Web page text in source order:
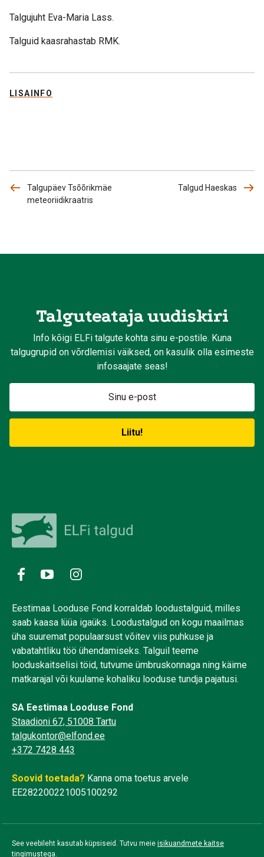
Talgujuht Eva-Maria Lass.
Talguid kaasrahastab RMK.
LISAINFO
Talgupäev Tsõõrikmäe
meteoriidikraatris
Talgud Haeskas
Talguteataja uudiskiri
Info kõigi ELFi talgute kohta sinu e-postile. Kuna
talgugrupid on võrdlemisi väiksed, on kasulik olla esimeste
infosaajate seas!
Eestimaa Looduse Fond korraldab loodustalguid, milles
saab kaasa lüüa igaüks. Loodustalgud on kogu maailmas
üha suuremat populaarsust võitev viis puhkuse ja
vabatahtliku töö ühendamiseks. Talguil teeme
looduskaitselisi töid, tutvume ümbruskonnaga ning käime
matkarajal või kuulame kohaliku looduse tundja pajatusi.
SA Eestimaa Looduse Fond
Staadioni 67, 51008 Tartu
talgukontor@elfond.ee
+372 7428 443
Soovid toetada? Kanna oma toetus arvele
EE282200221005100292
See veebileht kasutab küpsiseid. Tutvu meie isikuandmete kaitse
tingimustega.